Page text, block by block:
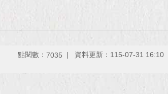
點閱數： 7035 資料更新：115-07-31 16:10